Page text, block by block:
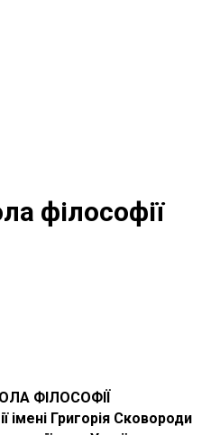
філософії
ФІЛОСОФІЇ
імені Григорія Сковороди